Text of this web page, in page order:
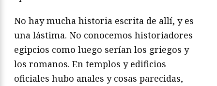
No hay mucha historia escrita de allí, y es
una lástima. No conocemos historiadores
egipcios como luego serían los griegos y
los romanos. En templos y edificios
oficiales hubo anales y cosas parecidas,